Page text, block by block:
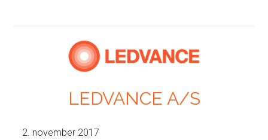
LEDVANCE A/S
2. november 2017